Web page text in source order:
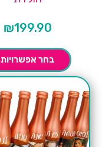
₪199.90
בחר אפשרויות